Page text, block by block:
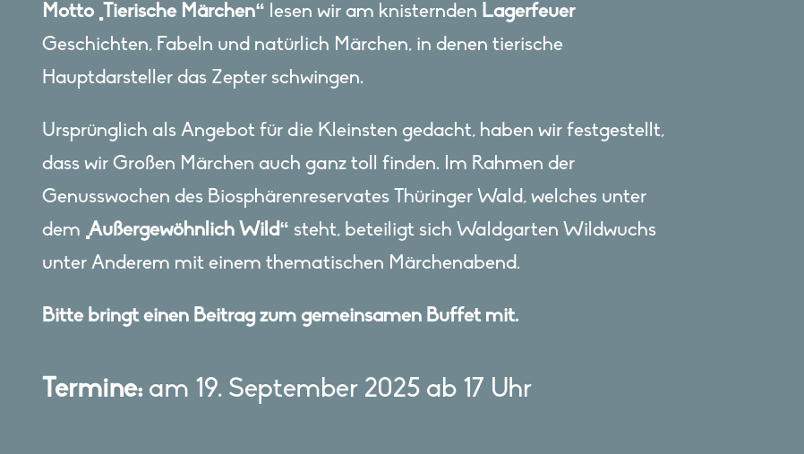
Motto „Tierische Märchen“ lesen wir am knisternden Lagerfeuer
Geschichten, Fabeln und natürlich Märchen, in denen tierische
Hauptdarsteller das Zepter schwingen.
Ursprünglich als Angebot für die Kleinsten gedacht, haben wir festgestellt,
dass wir Großen Märchen auch ganz toll finden. Im Rahmen der
Genusswochen des Biosphärenreservates Thüringer Wald, welches unter
dem „Außergewöhnlich Wild“ steht, beteiligt sich Waldgarten Wildwuchs
unter Anderem mit einem thematischen Märchenabend.
Bitte bringt einen Beitrag zum gemeinsamen Buffet mit.
Termine:am 19. September 2025 ab 17 Uhr